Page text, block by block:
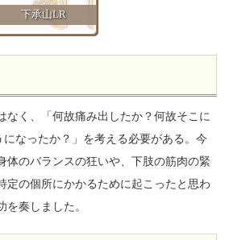
下承山LR
なく、「何故痛み出したか？何故そこに
なったか？」を考える必要がある。今
体のバランスの狂いや、下肢の筋肉の緊
定の個所にかかるために起こったと思わ
奏しました。